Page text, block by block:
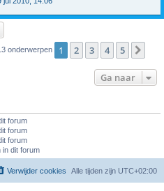
onderwerpen 1 2 3 4 5
Ga naar
forum
forum
forum
in dit forum
Alle tijden zijn UTC+02:00
Verwijder cookies